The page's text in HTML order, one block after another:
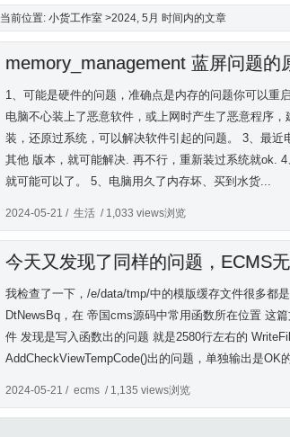
当前位置:小货工作室 >2024, 5月 时间内的文章
memory_management 蓝屏问题的
1、可能是硬件的问题，准确点是内存的问题你可以重
电脑不心装上了恶意软件，或上网时产生了恶意程序
装，还原过系统，可以解决软件引起的问题。 3、最
其他 版本，就可能解决. 再不行，重新装过系统就ok.
就可能可以了。 5、电脑用久了内存坏、买到水货...
2024-05-21 / 生活 / 1,033 views浏览
今天又发现了同样的问题，ECMS
我检查了一下，/e/data/tmp/中的模版缓存文件很多都
DtNewsBq，在 帝国cms源码中常用函数所在位置 这
件 发现是写入函数出的问题 就是2580行左右的
AddCheckViewTempCode()出的问题，单独输出是OK
2024-05-21 / ecms / 1,135 views浏览